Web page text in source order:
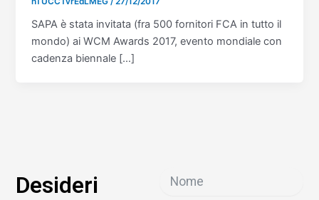
SAPA è stata invitata (fra 500 fornitori FCA in tutto il
mondo) ai WCM Awards 2017, evento mondiale con
cadenza biennale […]
Desideri